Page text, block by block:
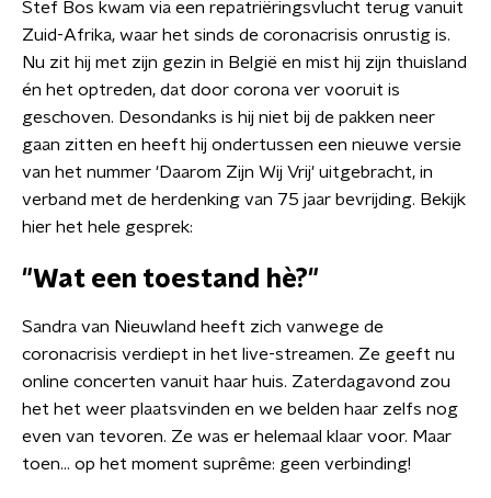
Stef Bos kwam via een repatriëringsvlucht terug vanuit
Zuid-Afrika, waar het sinds de coronacrisis onrustig is.
Nu zit hij met zijn gezin in België en mist hij zijn thuisland
én het optreden, dat door corona ver vooruit is
geschoven. Desondanks is hij niet bij de pakken neer
gaan zitten en heeft hij ondertussen een nieuwe versie
van het nummer 'Daarom Zijn Wij Vrij' uitgebracht, in
verband met de herdenking van 75 jaar bevrijding. Bekijk
hier het hele gesprek:
"Wat een toestand hè?"
Sandra van Nieuwland heeft zich vanwege de
coronacrisis verdiept in het live-streamen. Ze geeft nu
online concerten vanuit haar huis. Zaterdagavond zou
het het weer plaatsvinden en we belden haar zelfs nog
even van tevoren. Ze was er helemaal klaar voor. Maar
toen... op het moment suprême: geen verbinding!